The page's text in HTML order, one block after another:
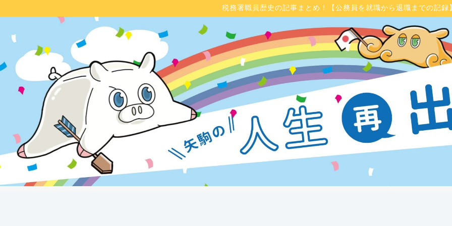
税務署職員歴史の記事まとめ！【公務員を就職から退職までの記録